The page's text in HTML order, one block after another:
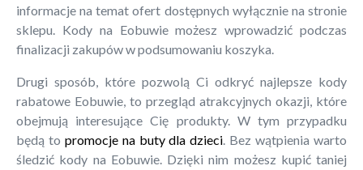
informacje na temat ofert dostępnych wyłącznie na stronie
sklepu. Kody na Eobuwie możesz wprowadzić podczas
finalizacji zakupów w podsumowaniu koszyka.
Drugi sposób, które pozwolą Ci odkryć najlepsze kody
rabatowe Eobuwie, to przegląd atrakcyjnych okazji, które
obejmują interesujące Cię produkty. W tym przypadku
będą to promocje na buty dla dzieci. Bez wątpienia warto
śledzić kody na Eobuwie. Dzięki nim możesz kupić taniej